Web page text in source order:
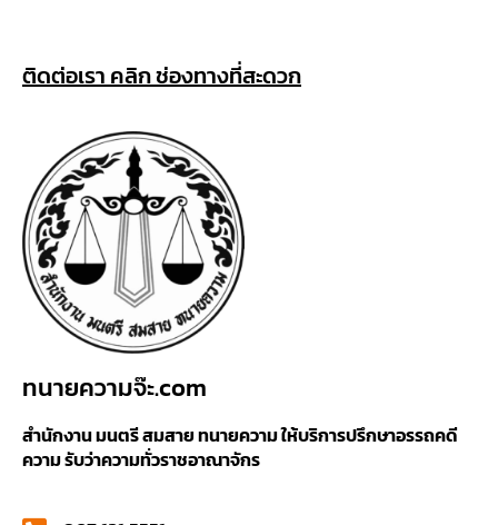
ติดต่อเรา คลิก ช่องทางที่สะดวก
ทนายความจ๊ะ.com
สำนักงาน มนตรี สมสาย ทนายความ ให้บริการปรึกษาอรรถคดี
ความ รับว่าความทั่วราชอาณาจักร